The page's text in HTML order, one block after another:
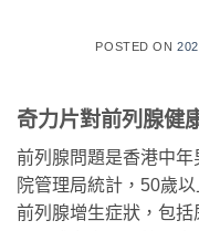
POSTED ON
奇力片對前列腺健
前列腺問題是香港中
院管理局統計，50歲
前列腺增生症狀，包